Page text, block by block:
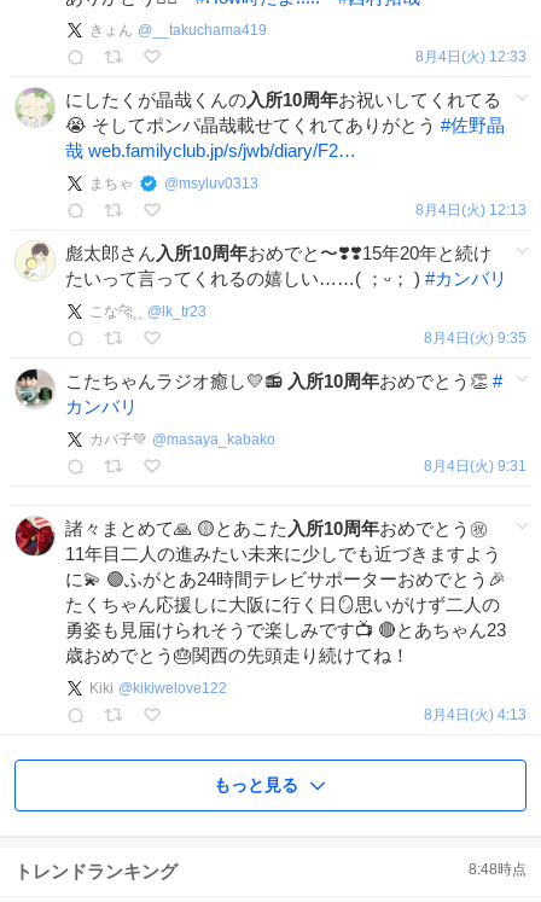
きょん @ __takuchama419
8月4日(火) 12:33
にしたくが晶哉くんの入所10周年お祝いしてくれてる
😭 そしてポンパ晶哉載せてくれてありがとう #佐野晶
哉 web.familyclub.jp/s/jwb/diary/F2…
まちゃ @msyluv0313
8月4日(火) 12:13
彪太郎さん 入所10周年おめでと〜❣️❣️15年20年と続け
たいって言ってくれるの嬉しい……( ；ᵕ； ) #カンバリ
こな🐆⸒⸒ @ lk_tr23
8月4日(火) 9:35
こたちゃんラジオ癒し💛📻 入所10周年おめでとう👏 #
カンバリ
カバ子💚 @masaya_kabako
8月4日(火) 9:31
諸々まとめて🙏 🟡とあこた 入所10周年おめでとう㊗️
11年目二人の進みたい未来に少しでも近づきますよう
に💫 🟣ふがとあ24時間テレビサポーターおめでとう🎉
たくちゃん応援しに大阪に行く日🪞思いがけず二人の
勇姿も見届けられそうで楽しみです📺 🔴とあちゃん23
歳おめでとう🎂関西の先頭走り続けてね！
Kiki @ kikiwelove122
8月4日(火) 4:13
もっと見る
トレンドランキング 8:48時点